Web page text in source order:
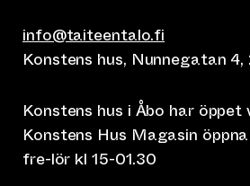
info@taiteentalo.fi
Konstens hus, Nunnegatan
Konstens hus i Åbo har öppet
Konstens Hus Magasin
fre-lör kl 15-01.30